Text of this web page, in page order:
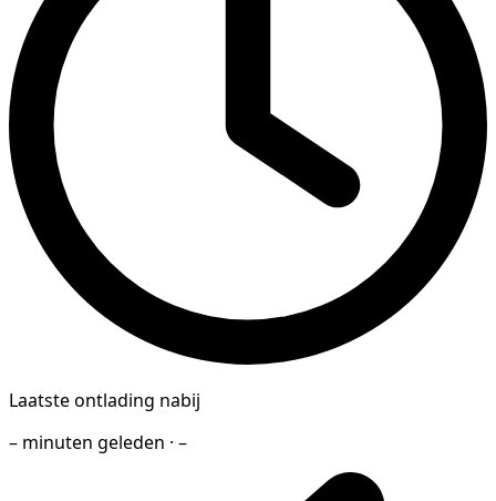
Laatste ontlading nabij
– minuten geleden · –